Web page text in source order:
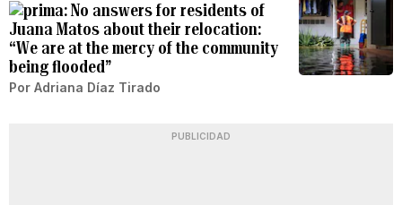
No answers for residents of
Juana Matos about their relocation:
“We are at the mercy of the community
being flooded”
Por Adriana Díaz Tirado
PUBLICIDAD